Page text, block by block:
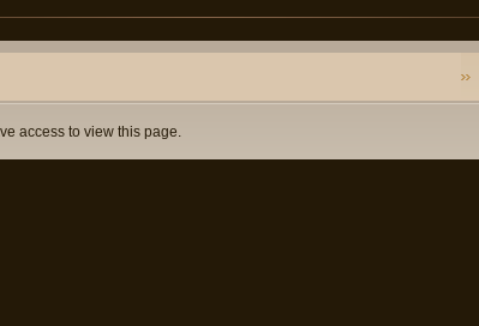
access to view this page.